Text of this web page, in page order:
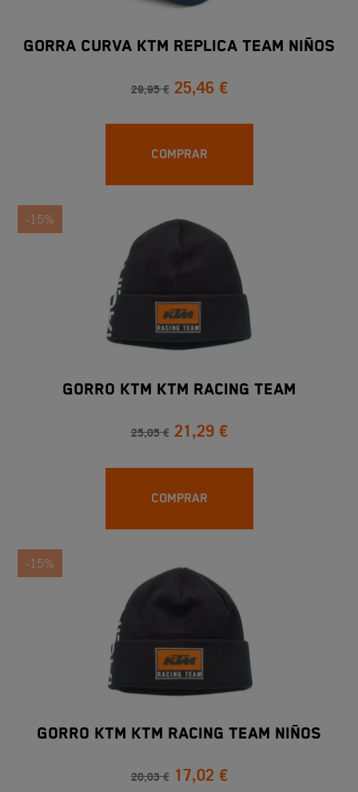
GORRA CURVA KTM REPLICA TEAM NIÑOS
29,95 € 25,46 €
COMPRAR
-15%
Gorro KTM KTM Racing Team
25,05 € 21,29 €
COMPRAR
-15%
Gorro KTM KTM Racing Team Niños
20,03 € 17,02 €